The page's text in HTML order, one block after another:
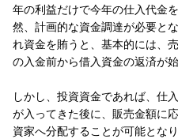
年の利益だけで今年の仕入代金
然、計画的な資金調達が必要と
れ資金を賄うと、基本的には、
の入金前から借入資金の返済が始
しかし、投資資金であれば、仕
が入ってきた後に、販売金額に
資家へ分配することが可能とな